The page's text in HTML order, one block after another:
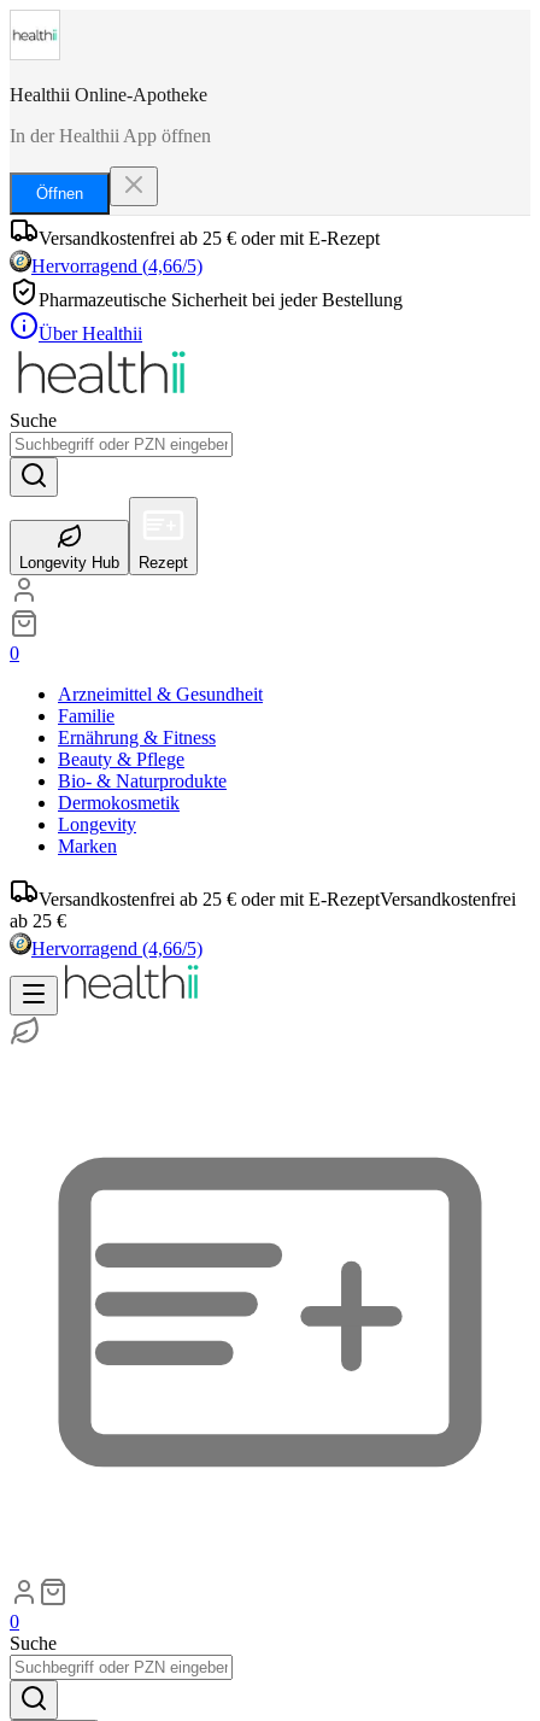
Healthii Online-Apotheke
In der Healthii App öffnen
Öffnen
Versandkostenfrei ab 25 € oder mit E-Rezept
Hervorragend (4,66/5)
Pharmazeutische Sicherheit bei jeder Bestellung
Über Healthii
Suche
Longevity Hub Rezept
0
Arzneimittel & Gesundheit
Familie
Ernährung & Fitness
Beauty & Pflege
Bio- & Naturprodukte
Dermokosmetik
Longevity
Marken
Versandkostenfrei ab 25 € oder mit E-RezeptVersandkostenfrei
ab 25 €
Hervorragend (4,66/5)
0
Suche